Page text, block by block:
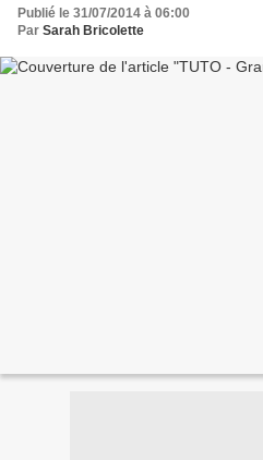
Publié le 31/07/2014 à 06:00
Par Sarah Bricolette